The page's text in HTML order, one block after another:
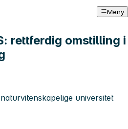
Meny
rettferdig omstilling i
universitet